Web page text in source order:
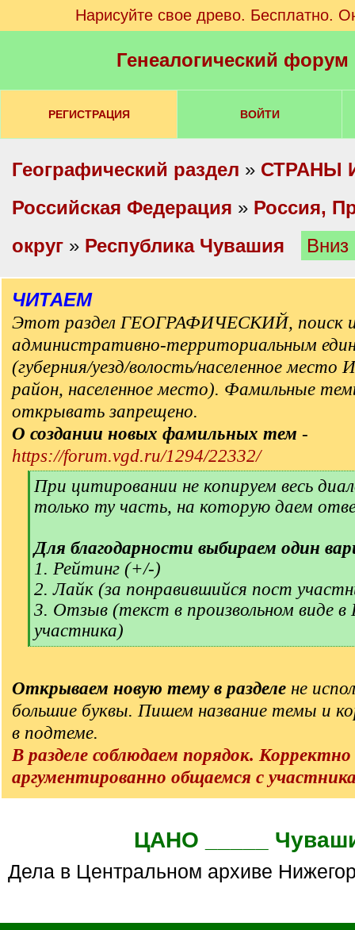
Нарисуйте свое древо. Бесплатно.
Генеалогический
РЕГИСТРАЦИЯ ВОЙТИ
Географический раздел » СТРАНЫ
Российская Федерация » Россия,
округ » Республика Чувашия
ЧИТАЕМ
Этот раздел ГЕОГРАФИЧЕСКИЙ, поиск
административно-территориальным
(губерния/уезд/волость/населенное
район, населенное место). Фамильные
открывать запрещено.
О создании новых фамильных тем -
https://forum.vgd.ru/1294/22332/
[
q
]
При цитировании не копируем весь
только ту часть, на которую даем
Для благодарности выбираем один
1. Рейтинг (+/-)
2. Лайк (за понравившийся пост
3. Отзыв (текст в произвольном виде
участника)
[
]
Открываем новую тему в разделе не
большие буквы. Пишем название темы и
в подтеме.
В разделе соблюдаем порядок.
аргументированно общаемся с
ЦАНО _____
Дела в Центральном архиве